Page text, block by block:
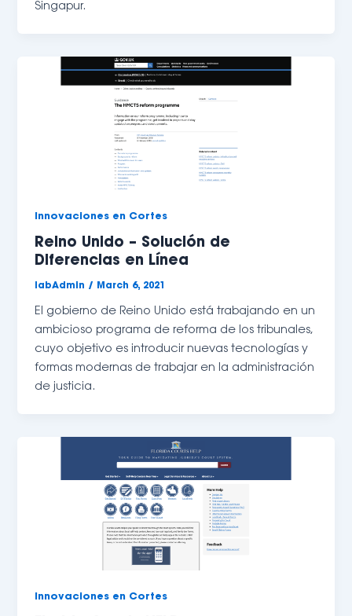
Singapur.
Innovaciones en Cortes
Reino Unido – Solución de
Diferencias en Línea
labAdmin / March 6, 2021
El gobierno de Reino Unido está trabajando en un
ambicioso programa de reforma de los tribunales,
cuyo objetivo es introducir nuevas tecnologías y
formas modernas de trabajar en la administración
de justicia.
Innovaciones en Cortes